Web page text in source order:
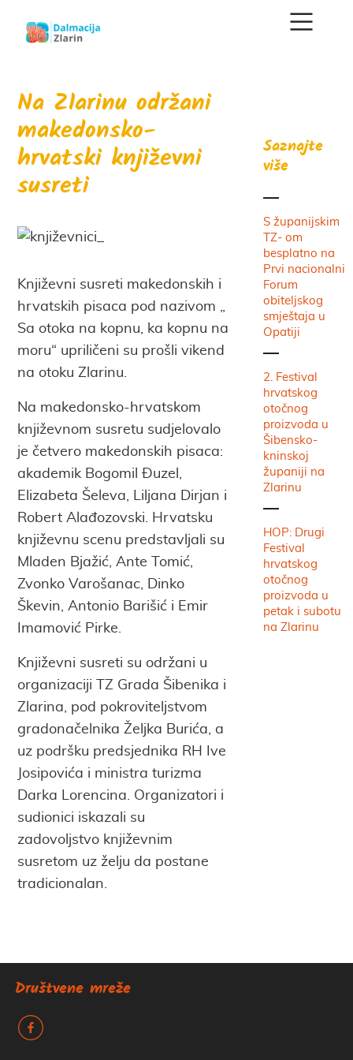
Na Zlarinu održani
makedonsko-
hrvatski književni
susreti
Književni susreti makedonskih i
hrvatskih pisaca pod nazivom „
Sa otoka na kopnu, ka kopnu na
moru“ upriličeni su prošli vikend
na otoku Zlarinu.
Na makedonsko-hrvatskom
književnom susretu sudjelovalo
je četvero makedonskih pisaca:
akademik Bogomil Đuzel,
Elizabeta Šeleva, Liljana Dirjan i
Robert Alađozovski. Hrvatsku
književnu scenu predstavljali su
Mladen Bjažić, Ante Tomić,
Zvonko Varošanac, Dinko
Škevin, Antonio Barišić i Emir
Imamović Pirke.
Književni susreti su održani u
organizaciji TZ Grada Šibenika i
Zlarina, pod pokroviteljstvom
gradonačelnika Željka Burića, a
uz podršku predsjednika RH Ive
Josipovića i ministra turizma
Darka Lorencina. Organizatori i
sudionici iskazali su
zadovoljstvo književnim
susretom uz želju da postane
tradicionalan.
Saznajte
više
S županijskim
TZ- om
besplatno na
Prvi nacionalni
Forum
obiteljskog
smještaja u
Opatiji
2. Festival
hrvatskog
otočnog
proizvoda u
Šibensko-
kninskoj
županiji na
Zlarinu
HOP: Drugi
Festival
hrvatskog
otočnog
proizvoda u
petak i subotu
na Zlarinu
Društvene mreže
k